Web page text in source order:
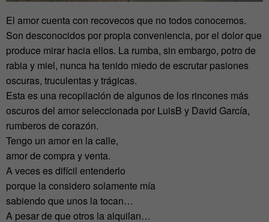
El amor cuenta con recovecos que no todos conocemos.
Son desconocidos por propia conveniencia, por el dolor que
produce mirar hacia ellos. La rumba, sin embargo, potro de
rabia y miel, nunca ha tenido miedo de escrutar pasiones
oscuras, truculentas y trágicas.
Esta es una recopilación de algunos de los rincones más
oscuros del amor seleccionada por LuisB y David García,
rumberos de corazón.
Tengo un amor en la calle,
amor de compra y venta.
A veces es difícil entenderlo
porque la considero solamente mía
sabiendo que unos la tocan…
A pesar de que otros la alquilan…